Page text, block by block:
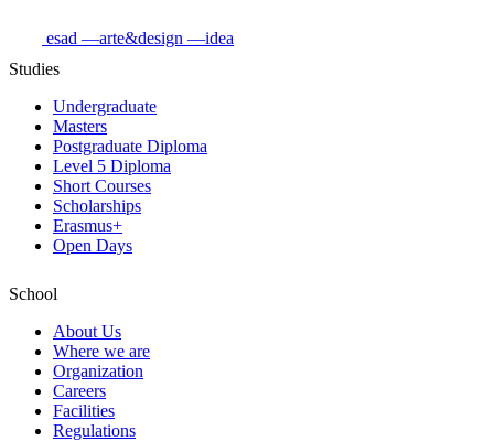
esad —arte&design —idea
Studies
Undergraduate
Masters
Postgraduate Diploma
Level 5 Diploma
Short Courses
Scholarships
Erasmus+
Open Days
School
About Us
Where we are
Organization
Careers
Facilities
Regulations